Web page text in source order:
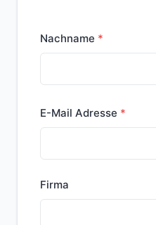
Nachname
E-Mail Adresse
Firma